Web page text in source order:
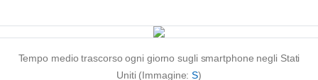
Tempo medio trascorso ogni giorno sugli smartphone negli Stati
Uniti (Immagine:S)